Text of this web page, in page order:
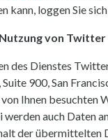
kann, loggen Sie
von Twitter
des Dienstes
900, San
Ihnen
auch Daten
der